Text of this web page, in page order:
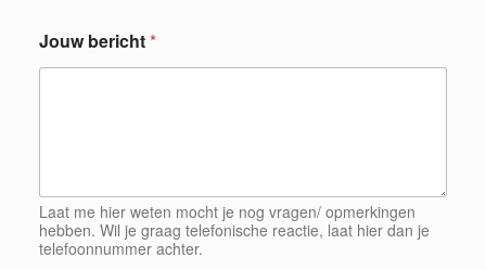
Jouw bericht*
Laat me hier weten mocht je nog vragen/ opmerkingen
hebben. Wil je graag telefonische reactie, laat hier dan je
telefoonnummer achter.